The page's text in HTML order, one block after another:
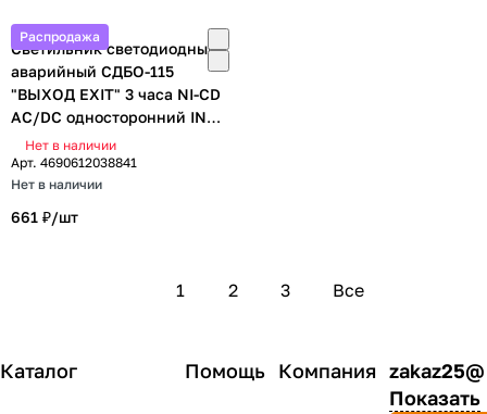
Распродажа
Светильник светодиодный
аварийный СДБО-115
"ВЫХОД EXIT" 3 часа NI-CD
AC/DC односторонний IN
HOME
Нет в наличии
Арт. 4690612038841
Нет в наличии
661 ₽/шт
1 2 3 Все
Каталог Помощь Компания zakaz25@
Показать